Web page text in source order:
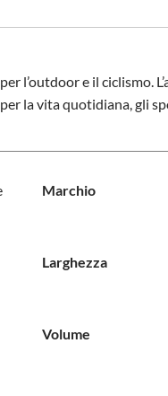
l’outdoor e il ciclismo.
la vita quotidiana, gli
Marchio
Larghezza
Volume